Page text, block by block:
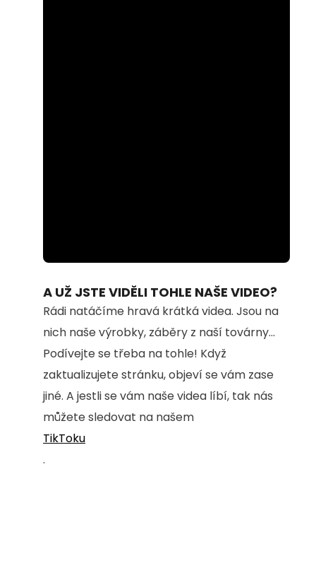
74.69%
A UŽ JSTE VIDĚLI TOHLE NAŠE VIDEO?
Rádi natáčíme hravá krátká videa. Jsou na
nich naše výrobky, záběry z naší továrny...
Podívejte se třeba na tohle! Když
zaktualizujete stránku, objeví se vám zase
jiné. A jestli se vám naše videa líbí, tak nás
můžete sledovat na našem
TikToku
.